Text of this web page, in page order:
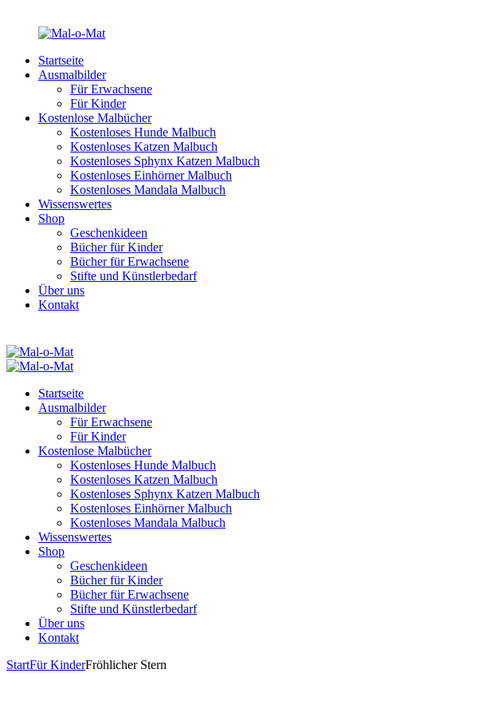
Startseite
Ausmalbilder
Für Erwachsene
Für Kinder
Kostenlose Malbücher
Kostenloses Hunde Malbuch
Kostenloses Katzen Malbuch
Kostenloses Sphynx Katzen Malbuch
Kostenloses Einhörner Malbuch
Kostenloses Mandala Malbuch
Wissenswertes
Shop
Geschenkideen
Bücher für Kinder
Bücher für Erwachsene
Stifte und Künstlerbedarf
Über uns
Kontakt
Startseite
Ausmalbilder
Für Erwachsene
Für Kinder
Kostenlose Malbücher
Kostenloses Hunde Malbuch
Kostenloses Katzen Malbuch
Kostenloses Sphynx Katzen Malbuch
Kostenloses Einhörner Malbuch
Kostenloses Mandala Malbuch
Wissenswertes
Shop
Geschenkideen
Bücher für Kinder
Bücher für Erwachsene
Stifte und Künstlerbedarf
Über uns
Kontakt
StartFür KinderFröhlicher Stern